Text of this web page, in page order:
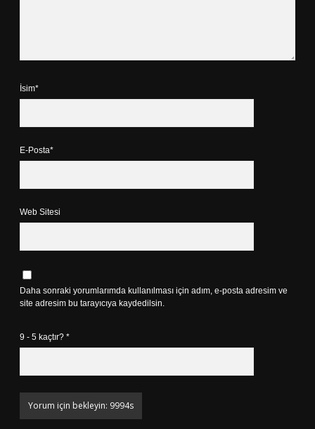
İsim*
E-Posta*
Web Sitesi
Daha sonraki yorumlarımda kullanılması için adım, e-posta adresim ve
site adresim bu tarayıcıya kaydedilsin.
9 - 5 kaçtır? *